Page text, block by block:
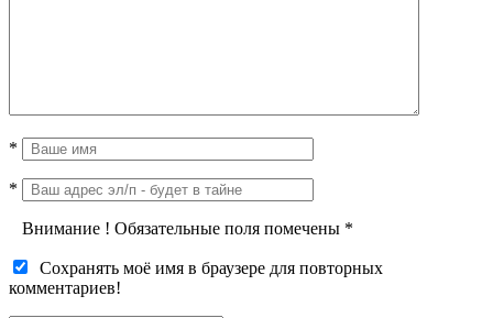
*
*
Внимание ! Обязательные поля помечены *
Сохранять моё имя в браузере для повторных
комментариев!